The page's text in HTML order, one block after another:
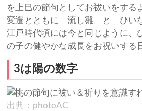
を上巳の節句としてお祓いをする
変遷とともに「流し雛」と「ひい
江戸時代頃には今と同じように、
の子の健やかな成長をお祝いする
3は陽の数字
出典：photoAC